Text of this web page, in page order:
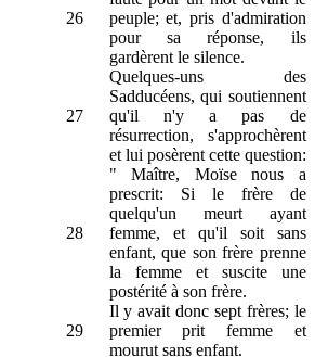
26
peuple; et, pris d'admiration
pour sa réponse, ils
gardèrent le silence.
27
Quelques-uns des
Sadducéens, qui soutiennent
qu'il n'y a pas de
résurrection, s'approchèrent
et lui posèrent cette question:
28
" Maître, Moïse nous a
prescrit: Si le frère de
quelqu'un meurt ayant
femme, et qu'il soit sans
enfant, que son frère prenne
la femme et suscite une
postérité à son frère.
29
Il y avait donc sept frères; le
premier prit femme et
mourut sans enfant.